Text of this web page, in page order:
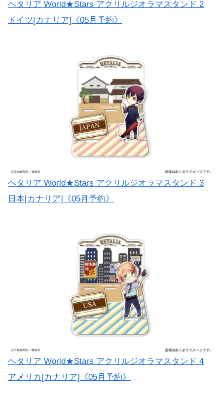
ヘタリア World★Stars アクリルジオラマスタンド 2
ドイツ[カナリア]《05月予約》
ヘタリア World★Stars アクリルジオラマスタンド 3
日本[カナリア]《05月予約》
ヘタリア World★Stars アクリルジオラマスタンド 4
アメリカ[カナリア]《05月予約》